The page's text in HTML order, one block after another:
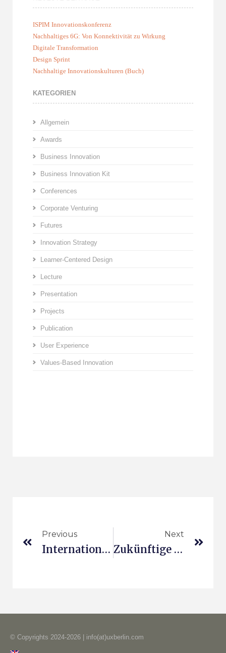
ISPIM Innovationskonferenz
Nachhaltiges 6G: Von Konnektivität zu Wirkung
Digitale Transformation
Design Sprint
Nachhaltige Innovationskulturen (Buch)
KATEGORIEN
Allgemein
Awards
Business Innovation
Business Innovation Kit
Conferences
Corporate Venturing
Futures
Innovation Strategy
Learner-Centered Design
Lecture
Presentation
Projects
Publication
User Experience
Values-Based Innovation
Previous
International Journal For Innovation Management
Next
Zukünftige Geschäftsmodelle Für Mobilität
© Copyrights 2024-2026 | info(at)uxberlin.com